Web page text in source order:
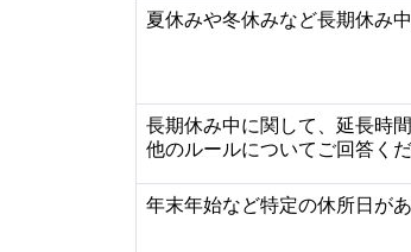
夏休みや冬休みなど長期休み
長期休み中に関して、延長時
他のルールについてご回答く
年末年始など特定の休所日が